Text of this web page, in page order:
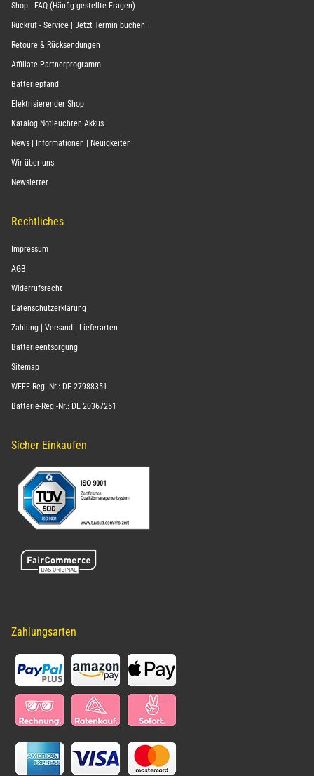
Shop - FAQ (Häufig gestellte Fragen)
Rückruf - Service | Jetzt Termin buchen!
Retoure & Rücksendungen
Affiliate-Partnerprogramm
Batteriepfand
Elektrisierender Shop
Katalog Notleuchten Akkus
News | Informationen | Neuigkeiten
Wir über uns
Newsletter
Rechtliches
Impressum
AGB
Widerrufsrecht
Datenschutzerklärung
Zahlung | Versand | Lieferarten
Batterieentsorgung
Sitemap
WEEE-Reg.-Nr.: DE 27988351
Batterie-Reg.-Nr.: DE 20367251
Sicher Einkaufen
Zahlungsarten